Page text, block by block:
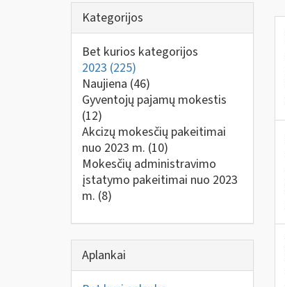
Kategorijos
Bet kurios kategorijos
2023 (225)
Naujiena (46)
Gyventojų pajamų mokestis
(12)
Akcizų mokesčių pakeitimai
nuo 2023 m. (10)
Mokesčių administravimo
įstatymo pakeitimai nuo 2023
m. (8)
Aplankai